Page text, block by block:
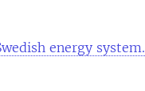
energy system.